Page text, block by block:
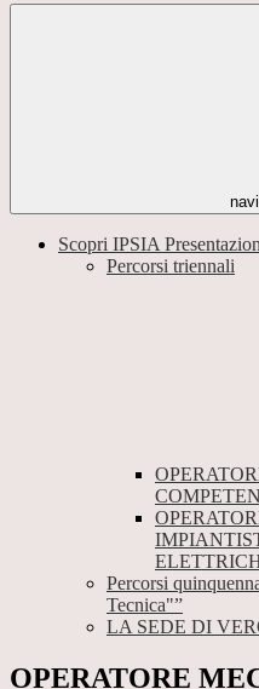
Scopri IPSIA
Percorsi triennali
Percorsi
Tecnica"”
LA SEDE DI
OPERATORE